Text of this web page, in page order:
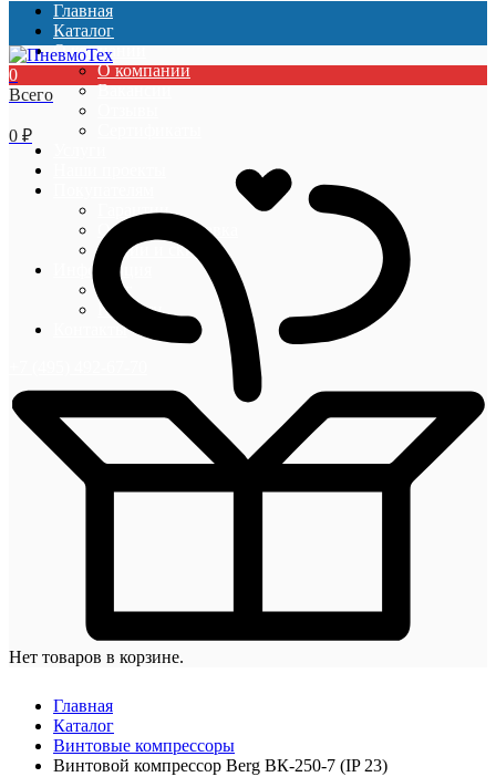
Главная
Каталог
О компании
О компании
Вакансии
Гарантии
Оплата и доставка
Акции и скидки
Информация
Блог
Новости
Контакты
0
Всего
0 ₽
Нет товаров в корзине.
Главная
Каталог
Винтовые компрессоры
Винтовой компрессор Berg ВК-250-7 (IP 23)